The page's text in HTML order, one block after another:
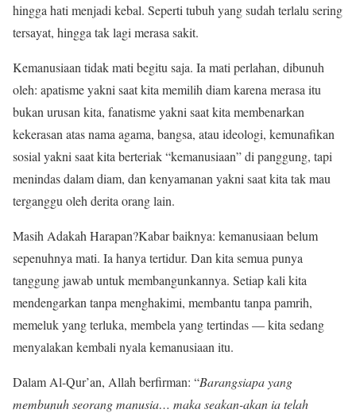
hingga hati menjadi kebal. Seperti tubuh yang sudah terlalu sering
tersayat, hingga tak lagi merasa sakit.
Kemanusiaan tidak mati begitu saja. Ia mati perlahan, dibunuh
oleh: apatisme yakni saat kita memilih diam karena merasa itu
bukan urusan kita, fanatisme yakni saat kita membenarkan
kekerasan atas nama agama, bangsa, atau ideologi, kemunafikan
sosial yakni saat kita berteriak “kemanusiaan” di panggung, tapi
menindas dalam diam, dan kenyamanan yakni saat kita tak mau
terganggu oleh derita orang lain.
Masih Adakah Harapan?Kabar baiknya: kemanusiaan belum
sepenuhnya mati. Ia hanya tertidur. Dan kita semua punya
tanggung jawab untuk membangunkannya. Setiap kali kita
mendengarkan tanpa menghakimi, membantu tanpa pamrih,
memeluk yang terluka, membela yang tertindas — kita sedang
menyalakan kembali nyala kemanusiaan itu.
Dalam Al-Qur’an, Allah berfirman: “Barangsiapa yang
membunuh seorang manusia… maka seakan-akan ia telah